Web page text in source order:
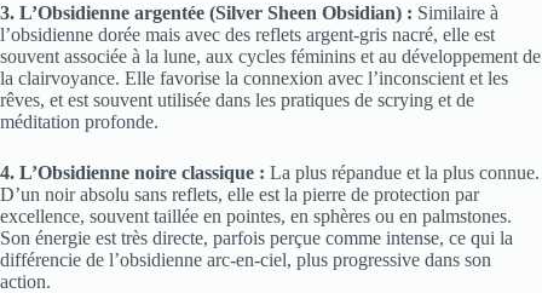
3. L’Obsidienne argentée (Silver Sheen Obsidian) : Similaire à
l’obsidienne dorée mais avec des reflets argent-gris nacré, elle est
souvent associée à la lune, aux cycles féminins et au développement de
la clairvoyance. Elle favorise la connexion avec l’inconscient et les
rêves, et est souvent utilisée dans les pratiques de scrying et de
méditation profonde.
4. L’Obsidienne noire classique : La plus répandue et la plus connue.
D’un noir absolu sans reflets, elle est la pierre de protection par
excellence, souvent taillée en pointes, en sphères ou en palmstones.
Son énergie est très directe, parfois perçue comme intense, ce qui la
différencie de l’obsidienne arc-en-ciel, plus progressive dans son
action.